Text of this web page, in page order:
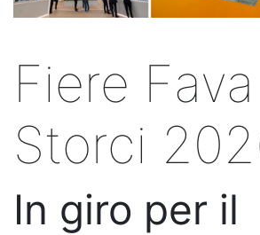
Fiere Fava
Storci
In giro per il